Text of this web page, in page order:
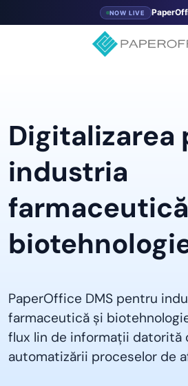
NOW LIVE
Digitalizarea
industria
PaperOffice DMS pentru
farmaceutică și
flux lin de informații datorită
automatizării proceselor de